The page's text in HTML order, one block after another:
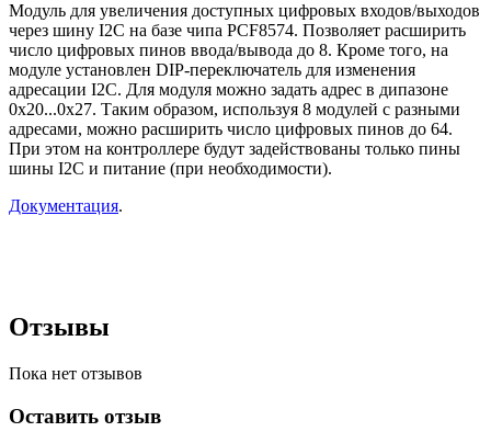
Модуль для увеличения доступных цифровых входов/выходов
через шину I2C на базе чипа PCF8574. Позволяет расширить
число цифровых пинов ввода/вывода до 8. Кроме того, на
модуле установлен DIP-переключатель для изменения
адресации I2C. Для модуля можно задать адрес в дипазоне
0х20...0х27. Таким образом, используя 8 модулей с разными
адресами, можно расширить число цифровых пинов до 64.
При этом на контроллере будут задействованы только пины
шины I2C и питание (при необходимости).
Документация.
Отзывы
Пока нет отзывов
Оставить отзыв